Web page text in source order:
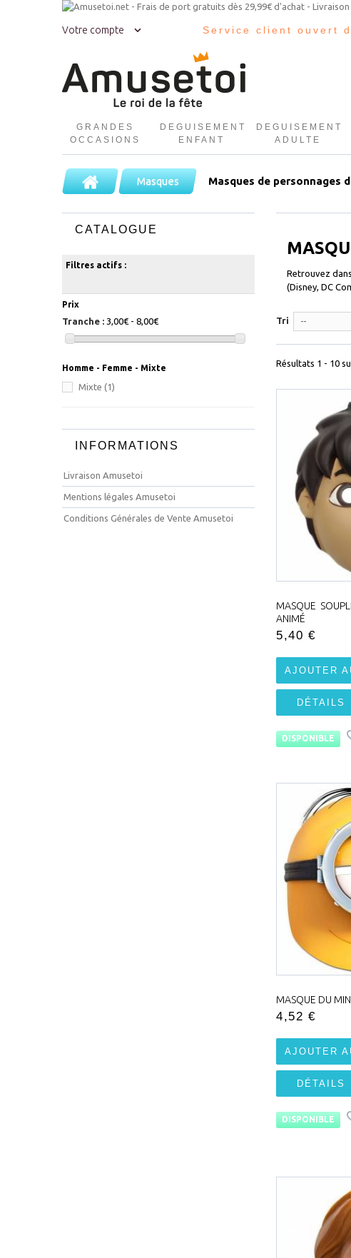
Votre compte Service client ouvert
GRANDES
OCCASIONS
DEGUISEMENT
ENFANT
DEGUISEMENT
ADULTE
Masques Masques de personnages
Retrouvez
(Disney, DC
Tri --
Résultats 1 - 10
MASQUE
ANIMÉ
5,40 €
AJOUTER
DÉTAILS
DISPONIBLE
MASQUE DU
4,52 €
AJOUTER
DÉTAILS
DISPONIBLE
CATALOGUE
Filtres actifs :
Prix
Tranche : 3,00€ - 8,00€
Homme - Femme - Mixte
Mixte (1)
INFORMATIONS
Livraison Amusetoi
Mentions légales Amusetoi
Conditions Générales de Vente Amusetoi